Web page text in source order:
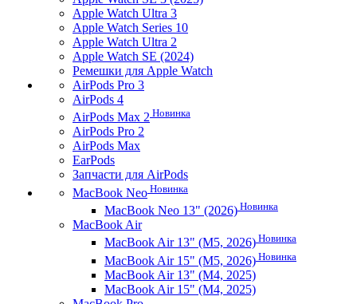
Apple Watch Ultra 3
Apple Watch Series 10
Apple Watch Ultra 2
Apple Watch SE (2024)
Ремешки для Apple Watch
AirPods Pro 3
AirPods 4
AirPods Max 2 Новинка
AirPods Pro 2
AirPods Max
EarPods
Запчасти для AirPods
MacBook Neo Новинка
MacBook Neo 13" (2026) Новинка
MacBook Air
MacBook Air 13" (M5, 2026) Новинка
MacBook Air 15" (M5, 2026) Новинка
MacBook Air 13" (M4, 2025)
MacBook Air 15" (M4, 2025)